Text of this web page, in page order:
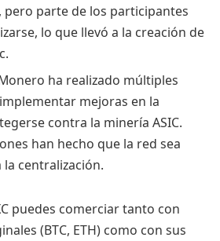
parte de los participantes
lo que llevó a la creación de
ha realizado múltiples
mejoras en la
contra la minería ASIC.
han hecho que la red sea
centralización.
puedes comerciar tanto con
(BTC, ETH) como con sus